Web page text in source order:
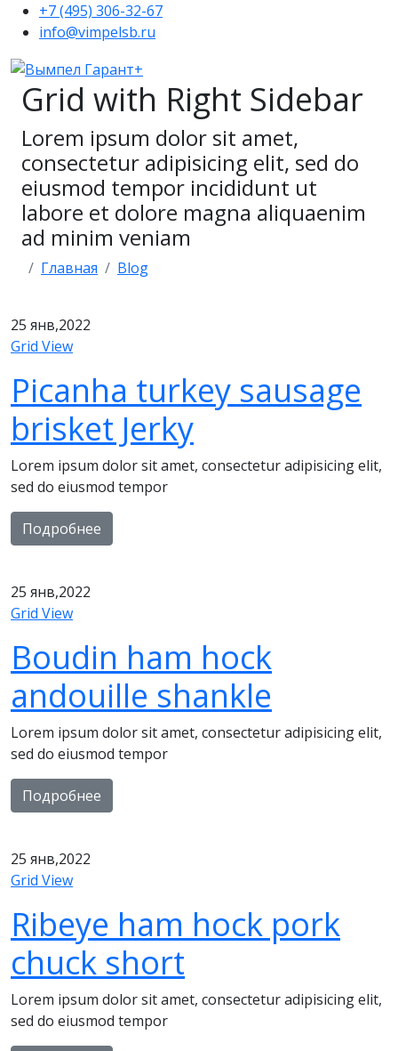
+7 (495) 306-32-67
info@vimpelsb.ru
Grid with Right Sidebar
Lorem ipsum dolor sit amet,
consectetur adipisicing elit, sed do
eiusmod tempor incididunt ut
labore et dolore magna aliquaenim
ad minim veniam
Главная Blog
25 янв,2022
Grid View
Picanha turkey sausage
brisket Jerky
Lorem ipsum dolor sit amet, consectetur adipisicing elit,
sed do eiusmod tempor
Подробнее
25 янв,2022
Grid View
Boudin ham hock
andouille shankle
Lorem ipsum dolor sit amet, consectetur adipisicing elit,
sed do eiusmod tempor
Подробнее
25 янв,2022
Grid View
Ribeye ham hock pork
chuck short
Lorem ipsum dolor sit amet, consectetur adipisicing elit,
sed do eiusmod tempor